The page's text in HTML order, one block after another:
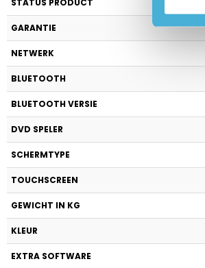
STATUS PRODUCT
GARANTIE
NETWERK
BLUETOOTH
BLUETOOTH VERSIE
DVD SPELER
SCHERMTYPE
TOUCHSCREEN
GEWICHT IN KG
KLEUR
EXTRA SOFTWARE